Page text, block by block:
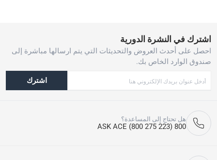
اشترك في النشرة الدورية
احصل على أحدث العروض والتحديثات التي يتم ارسالها مباشرة إلى
صندوق الوارد الخاص بك.
اشترك
هل تحتاج إلى المساعدة؟
800 ASK ACE (800 275 223)